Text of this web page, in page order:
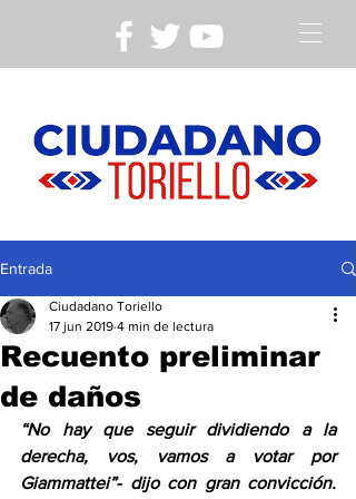
Entrada
Recuento preliminar
de daños
Ciudadano Toriello
17 jun 2019 4 min de lectura
“No hay que seguir dividiendo a la
derecha, vos, vamos a votar por
Giammattei”- dijo con gran convicción.